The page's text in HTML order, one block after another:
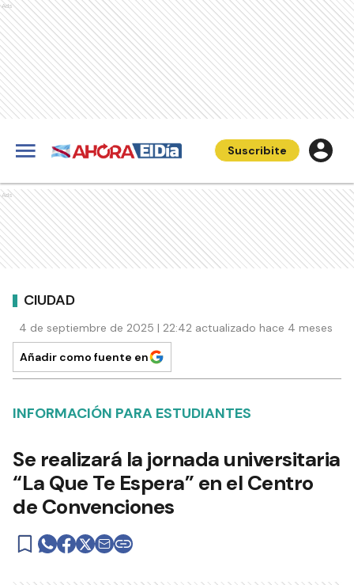
Ads
Suscribite
Ads
CIUDAD
4 de septiembre de 2025 | 22:42 actualizado hace 4 meses
Añadir como fuente en
INFORMACIÓN PARA ESTUDIANTES
Se realizará la jornada universitaria
“La Que Te Espera” en el Centro
de Convenciones